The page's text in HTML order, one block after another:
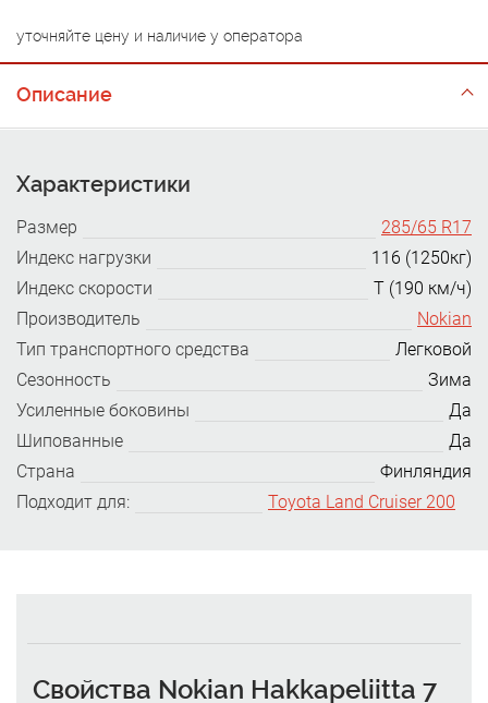
уточняйте цену и наличие у оператора
Описание
Характеристики
Размер
285/65 R17
Индекс нагрузки
116 (1250кг)
Индекс скорости
T (190 км/ч)
Производитель
Nokian
Тип транспортного средства
Легковой
Сезонность
Зима
Усиленные боковины
Да
Шипованные
Да
Страна
Финляндия
Подходит для:
Toyota Land Cruiser 200
Свойства Nokian Hakkapeliitta 7